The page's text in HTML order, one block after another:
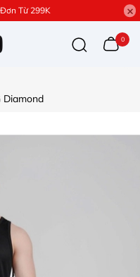
Từ 299K
0
Diamond